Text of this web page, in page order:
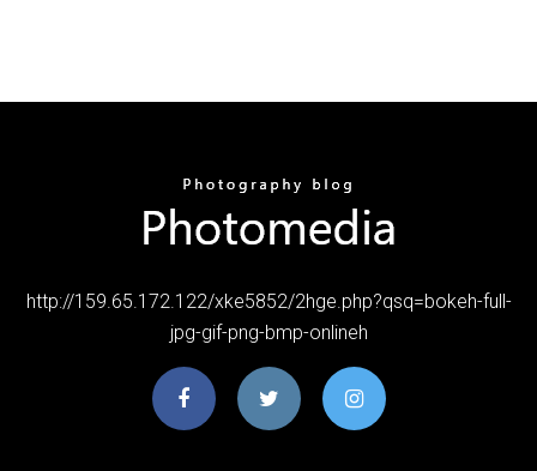
http://159.65.172.122/xke5852/2hge.php?qsq=bokeh-full-
jpg-gif-png-bmp-onlineh